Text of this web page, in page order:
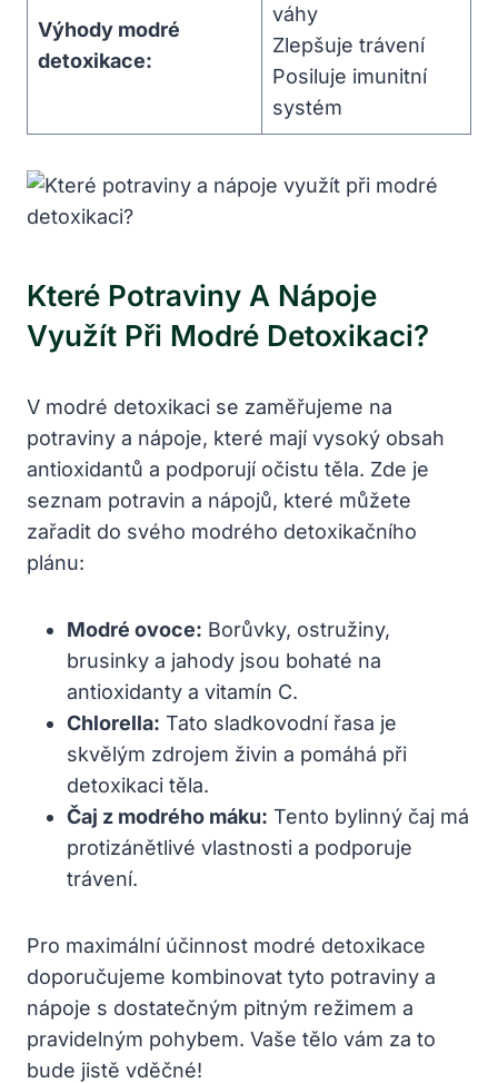
Výhody modré
detoxikace:
váhy
Zlepšuje trávení
Posiluje imunitní
systém
Které Potraviny A Nápoje
Využít Při Modré Detoxikaci?
V modré detoxikaci se zaměřujeme na
potraviny a nápoje, které mají vysoký obsah
antioxidantů a podporují očistu těla. Zde je
seznam potravin a nápojů, které můžete
zařadit do svého modrého detoxikačního
plánu:
Modré ovoce: Borůvky, ostružiny,
brusinky a jahody jsou bohaté na
antioxidanty a vitamín C.
Chlorella: Tato sladkovodní řasa je
skvělým zdrojem živin a pomáhá při
detoxikaci těla.
Čaj z modrého máku: Tento bylinný čaj má
protizánětlivé vlastnosti a podporuje
trávení.
Pro maximální účinnost modré detoxikace
doporučujeme kombinovat tyto potraviny a
nápoje s dostatečným pitným režimem a
pravidelným pohybem. Vaše tělo vám za to
bude jistě vděčné!